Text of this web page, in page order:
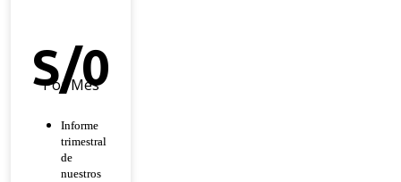
Esperanza
S/0
Por Mes
Informe
trimestral
de
nuestros